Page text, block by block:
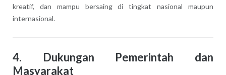
kreatif, dan mampu bersaing di tingkat nasional maupun
internasional.
4. Dukungan Pemerintah dan
Masyarakat